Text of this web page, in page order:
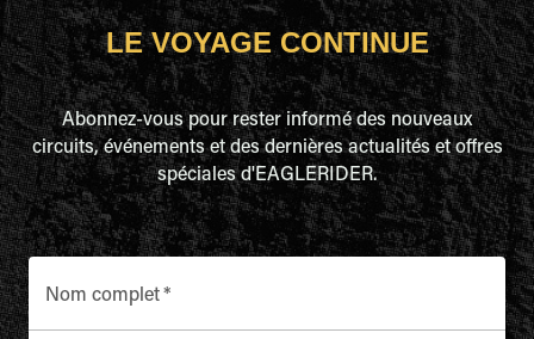
LE VOYAGE CONTINUE
Abonnez-vous pour rester informé des nouveaux
circuits, événements et des dernières actualités et offres
spéciales d'EAGLERIDER.
Nom complet*